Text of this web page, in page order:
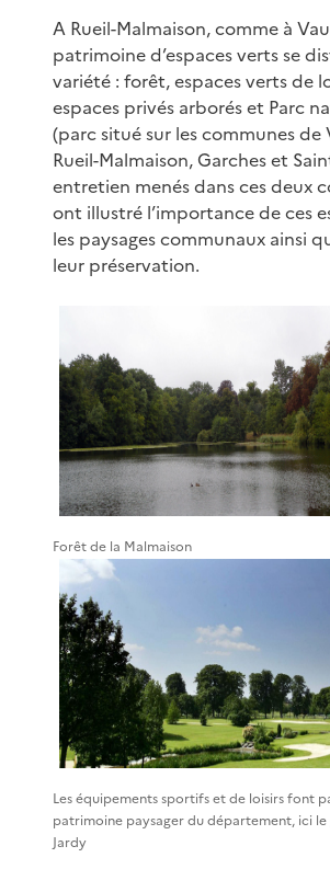
A Rueil-Malmaison, comme à
patrimoine d’espaces verts se
variété : forêt, espaces verts de
espaces privés arborés et Parc
(parc situé sur les communes de
Rueil-Malmaison, Garches et
entretien menés dans ces deux
ont illustré l’importance de ces
les paysages communaux ainsi
leur préservation.
Forêt de la Malmaison
Les équipements sportifs et de loisirs font
patrimoine paysager du département, ici
Jardy